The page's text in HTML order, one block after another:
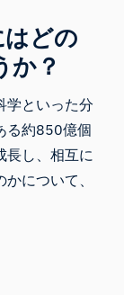
どの
か？
学といった分
る約850億個
長し、相互に
について、